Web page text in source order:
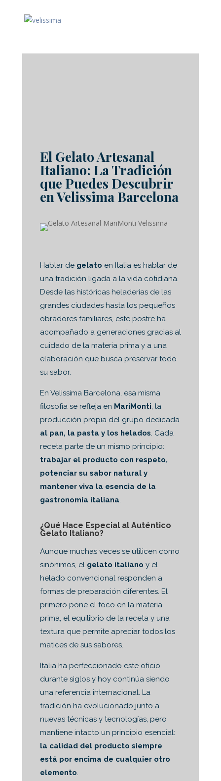
El Gelato Artesanal
Italiano: La Tradición
que Puedes Descubrir
en Velissima Barcelona
Hablar de gelato en Italia es hablar de
una tradición ligada a la vida cotidiana.
Desde las históricas heladerías de las
grandes ciudades hasta los pequeños
obradores familiares, este postre ha
acompañado a generaciones gracias al
cuidado de la materia prima y a una
elaboración que busca preservar todo
su sabor.
En Velissima Barcelona, esa misma
filosofía se refleja en MariMonti, la
producción propia del grupo dedicada
al pan, la pasta y los helados. Cada
receta parte de un mismo principio:
trabajar el producto con respeto,
potenciar su sabor natural y
mantener viva la esencia de la
gastronomía italiana.
¿Qué Hace Especial al Auténtico
Gelato Italiano?
Aunque muchas veces se utilicen como
sinónimos, el gelato italiano y el
helado convencional responden a
formas de preparación diferentes. El
primero pone el foco en la materia
prima, el equilibrio de la receta y una
textura que permite apreciar todos los
matices de sus sabores.
Italia ha perfeccionado este oficio
durante siglos y hoy continúa siendo
una referencia internacional. La
tradición ha evolucionado junto a
nuevas técnicas y tecnologías, pero
mantiene intacto un principio esencial:
la calidad del producto siempre
está por encima de cualquier otro
elemento.